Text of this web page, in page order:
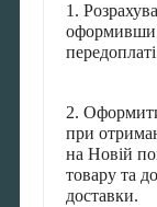
1.
оформивши
2.
при
на Новій
товару та
доставки.